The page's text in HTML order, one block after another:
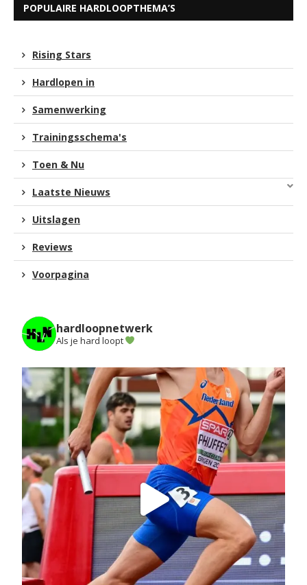
POPULAIRE HARDLOOPTHEMA’S
Rising Stars
Hardlopen in
Samenwerking
Trainingsschema's
Toen & Nu
Laatste Nieuws
Uitslagen
Reviews
Voorpagina
hardloopnetwerk
Als je hard loopt